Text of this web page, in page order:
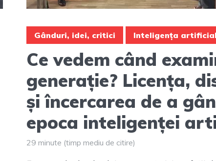
Gânduri, idei, critici Inteligența
Ce vedem când
generație? Licența,
și încercarea de a
epoca inteligenței
29 minute (timp mediu de citire)